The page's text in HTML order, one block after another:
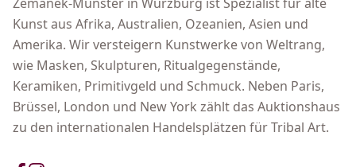
Kunst aus Afrika, Australien, Ozeanien, Asien und
Amerika. Wir versteigern Kunstwerke von Weltrang,
wie Masken, Skulpturen, Ritualgegenstände,
Keramiken, Primitivgeld und Schmuck. Neben Paris,
Brüssel, London und New York zählt das Auktionshaus
zu den internationalen Handelsplätzen für Tribal Art.